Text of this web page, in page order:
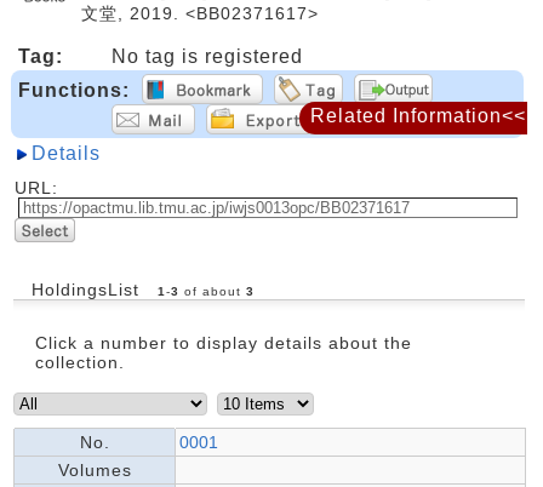
文堂, 2019. <BB02371617>
Tag:
No tag is registered
Functions:
Details
URL:
HoldingsList 1 -3 of about 3
Click a number to display details about the
collection.
No.
0001
Volumes
Related Information<<